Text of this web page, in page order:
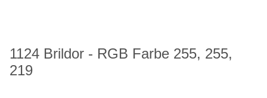
1124 Brildor - RGB Farbe 255, 255,
219